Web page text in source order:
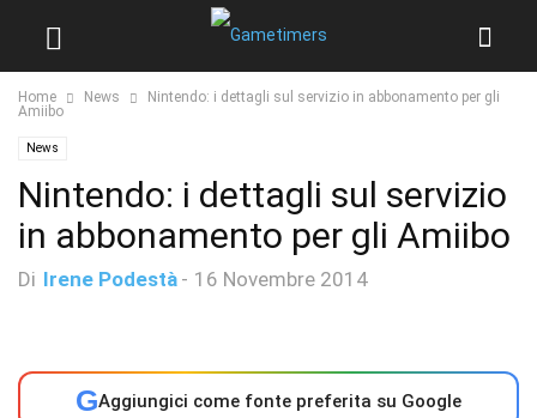
Home News
Nintendo: i dettagli sul servizio in abbonamento per gli
Amiibo
News
Nintendo: i dettagli sul servizio
in abbonamento per gli Amiibo
Di Irene Podestà - 16 Novembre 2014
GAggiungici come fonte preferita su Google